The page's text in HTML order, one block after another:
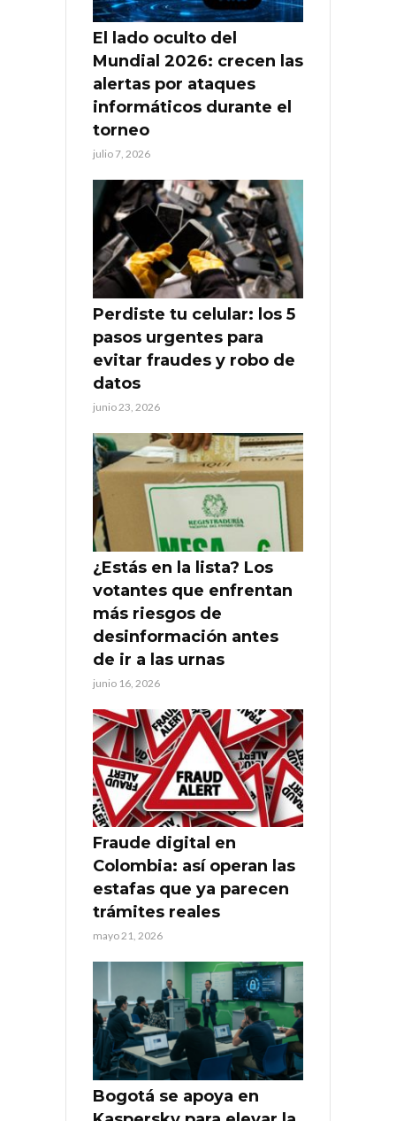
El lado oculto del
Mundial 2026: crecen las
alertas por ataques
informáticos durante el
torneo
julio 7, 2026
Perdiste tu celular: los 5
pasos urgentes para
evitar fraudes y robo de
datos
junio 23, 2026
¿Estás en la lista? Los
votantes que enfrentan
más riesgos de
desinformación antes
de ir a las urnas
junio 16, 2026
Fraude digital en
Colombia: así operan las
estafas que ya parecen
trámites reales
mayo 21, 2026
Bogotá se apoya en